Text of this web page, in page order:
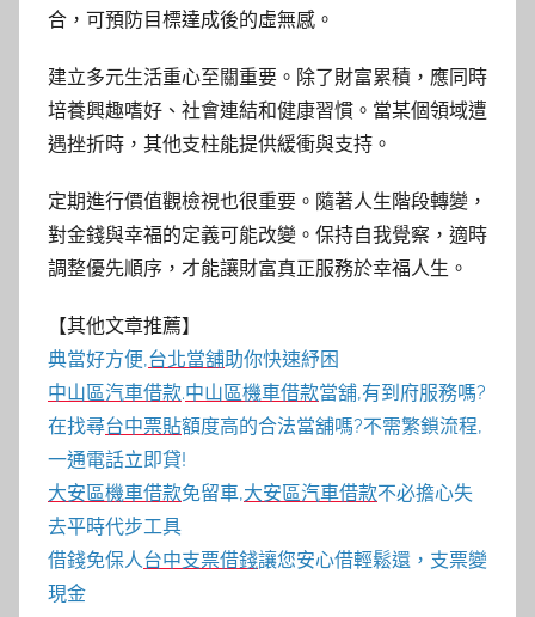
合，可預防目標達成後的虛無感。
建立多元生活重心至關重要。除了財富累積，應同時
培養興趣嗜好、社會連結和健康習慣。當某個領域遭
遇挫折時，其他支柱能提供緩衝與支持。
定期進行價值觀檢視也很重要。隨著人生階段轉變，
對金錢與幸福的定義可能改變。保持自我覺察，適時
調整優先順序，才能讓財富真正服務於幸福人生。
【其他文章推薦】
典當好方便,台北當舖助你快速紓困
中山區汽車借款.中山區機車借款當舖,有到府服務嗎?
在找尋台中票貼額度高的合法當舖嗎?不需繁鎖流程,
一通電話立即貸!
大安區機車借款免留車,大安區汽車借款不必擔心失
去平時代步工具
借錢免保人台中支票借錢讓您安心借輕鬆還，支票變
現金